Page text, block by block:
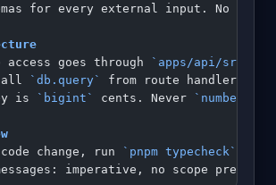
for every external input. No
access goes through
`apps/api/src/
`db.query`
from route handlers.
is `bigint` cents. Never `number`
change, run `pnpm typecheck`
imperative, no scope